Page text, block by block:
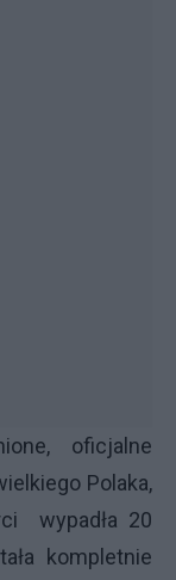
oficjalne
Polaka,
wypadła 20
kompletnie